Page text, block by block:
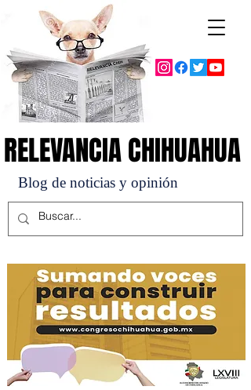
Blog de noticias y opinión
RELEVANCIA CHIHUAHUA
RELEVANCIA CHIHUAHUA